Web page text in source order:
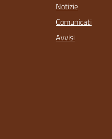
Notizie
Comunicati
Avvisi